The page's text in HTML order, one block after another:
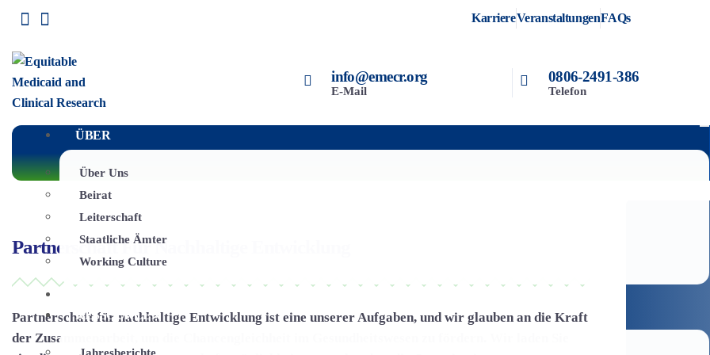
KarriereVeranstaltungenFAQs
info@emecr.org
E-Mail
0806-2491-386
Telefon
ÜBER
Über Uns
Beirat
Leiterschaft
Staatliche Ämter
Working Culture
RESSOURCEN
Partnerschaft Für Nachhaltige Entwicklung
Partnerschaft für nachhaltige Entwicklung ist eine unserer Aufgaben, und wir glauben an die Kraft
der Zusammenarbeit, um die Chancengleichheit im Gesundheitswesen zu fördern. Wir laden Sie
unsere